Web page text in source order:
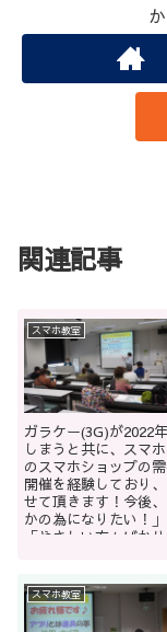
関連記事
スマホ教室
ガラケー(3G)が2022
しまうと共に、スマ
のスマホショップの
開催を経験しており
せて頂きます！今後
かの為になりたい！
「やさしい方々ばか
ん。そんな方の為に
する方へのご参考に
スマホ教室